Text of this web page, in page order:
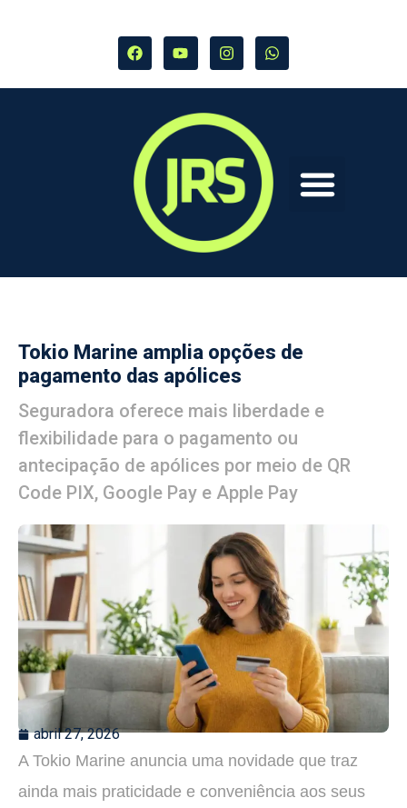
Tokio Marine amplia opções de
pagamento das apólices
Seguradora oferece mais liberdade e
flexibilidade para o pagamento ou
antecipação de apólices por meio de QR
Code PIX, Google Pay e Apple Pay
abril 27, 2026
A Tokio Marine anuncia uma novidade que traz
ainda mais praticidade e conveniência aos seus